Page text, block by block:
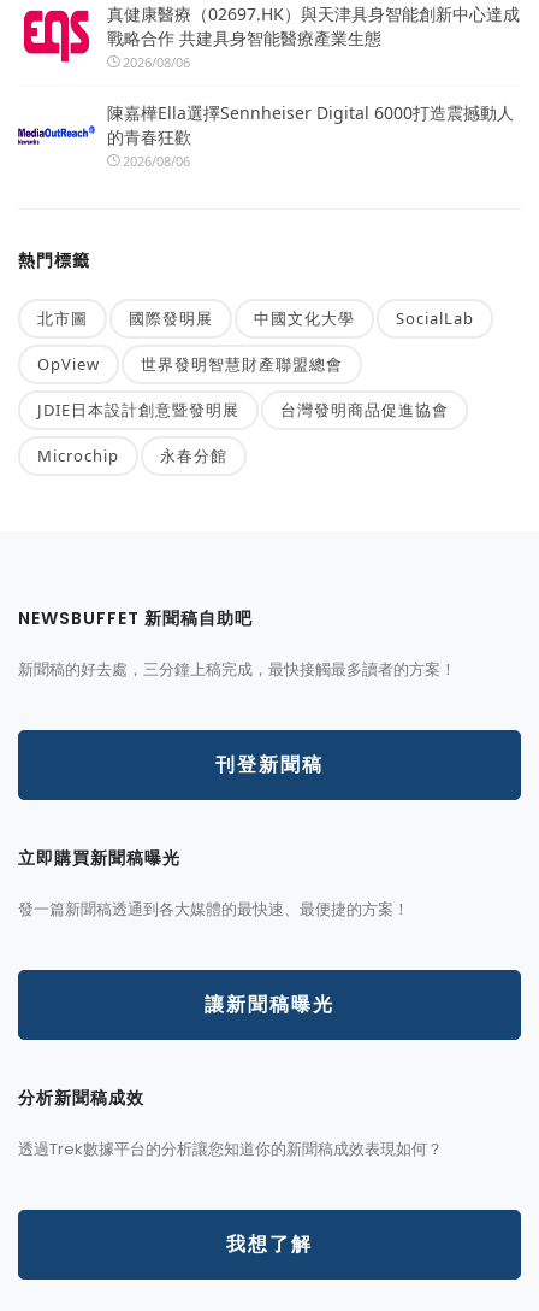
真健康醫療（02697.HK）與天津具身智能創新中心達成
戰略合作 共建具身智能醫療產業生態
2026/08/06
陳嘉樺Ella選擇Sennheiser Digital 6000打造震撼動人
的青春狂歡
2026/08/06
熱門標籤
北市圖 國際發明展 中國文化大學 SocialLab
OpView 世界發明智慧財產聯盟總會
JDIE日本設計創意暨發明展 台灣發明商品促進協會
Microchip 永春分館
NEWSBUFFET 新聞稿自助吧
新聞稿的好去處，三分鐘上稿完成，最快接觸最多讀者的方案！
刊登新聞稿
立即購買新聞稿曝光
發一篇新聞稿透通到各大媒體的最快速、最便捷的方案！
讓新聞稿曝光
分析新聞稿成效
透過Trek數據平台的分析讓您知道你的新聞稿成效表現如何？
我想了解